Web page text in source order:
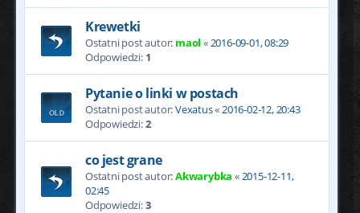
Krewetki
Ostatni post autor: maol « 2016-09-01, 08:29
Odpowiedzi: 1
Pytanie o linki w postach
Ostatni post autor:Vexatus« 2016-02-12, 20:43
Odpowiedzi:2
co jest grane
Ostatni post autor:Akwarybka « 2015-12-11,
02:45
Odpowiedzi:3